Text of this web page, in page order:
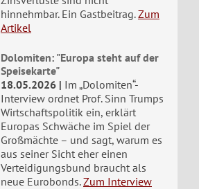
hinnehmbar. Ein Gastbeitrag. Zum
Artikel
Dolomiten: "Europa steht auf der
Speisekarte"
18.05.2026
Im „Dolomiten“-
Interview ordnet Prof. Sinn Trumps
Wirtschaftspolitik ein, erklärt
Europas Schwäche im Spiel der
Großmächte – und sagt, warum es
aus seiner Sicht eher einen
Verteidigungsbund braucht als
neue Eurobonds. Zum Interview